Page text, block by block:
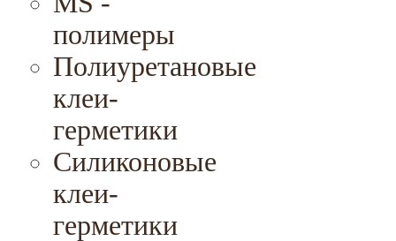
полимеры
Полиуретановые
клеи-
герметики
Силиконовые
клеи-
герметики